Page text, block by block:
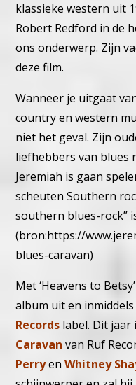
klassieke western uit
Robert Redford in de
ons onderwerp. Zijn
deze film.
Wanneer je uitgaat
country en western
niet het geval. Zijn
liefhebbers van blues
Jeremiah is gaan
scheuten Southern
southern blues-rock”
(bron:https://
blues-caravan)
Met ‘Heavens to
album uit en
Records label. Dit
Caravanvan Ruf
PerryenWhitney